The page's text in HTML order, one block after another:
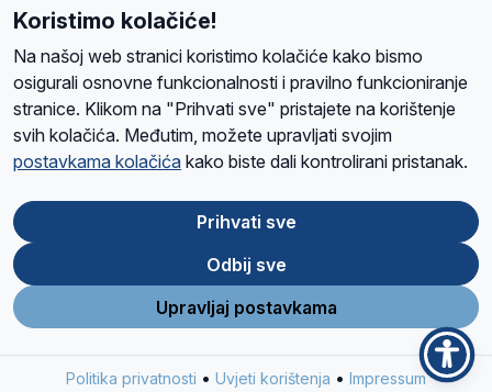
Radio Maria). Svjetsku obitelj utemeljilo je sedam članica, među
kojima je i hrvatska Udruga Radio Marija.
O namaRadio ProgramVolonteriPrijateljiKontaktPravila privatnosti
Ova stranica je zaštićena Google reCAPTCHA sustavom
Store
Google
Play
Koristimo kolačiće!
Na našoj web stranici koristimo kolačiće kako bismo
osigurali osnovne funkcionalnosti i pravilno funkcioniranje
stranice. Klikom na "Prihvati sve" pristajete na korištenje
svih kolačića. Međutim, možete upravljati svojim
postavkama kolačića kako biste dali kontrolirani pristanak.
Prihvati sve
Odbij sve
Upravljaj postavkama
Politika privatnosti • Uvjeti korištenja • Impressum